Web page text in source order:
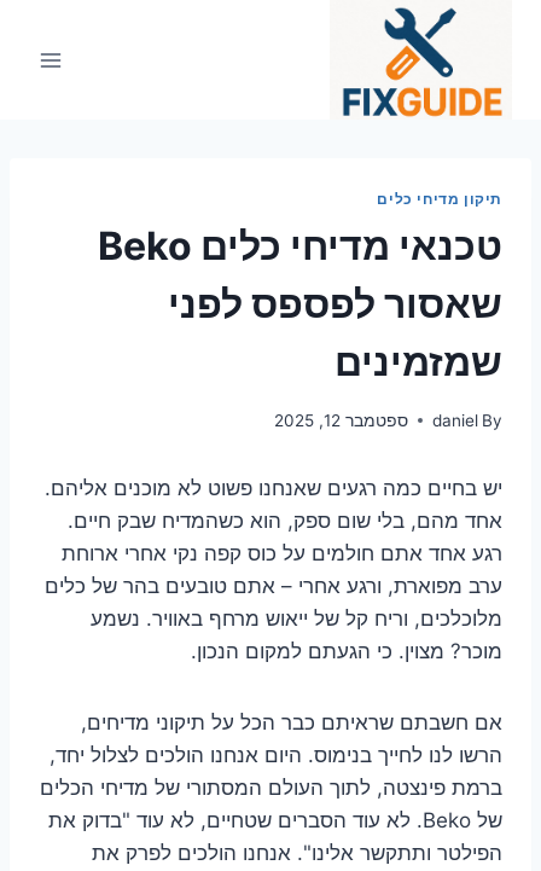
תיקון מדיחי כלים
טכנאי מדיחי כלים Beko
שאסור לפספס לפני
שמזמינים
By
daniel ספטמבר 12, 2025
יש בחיים כמה רגעים שאנחנו פשוט לא מוכנים אליהם.
אחד מהם, בלי שום ספק, הוא כשהמדיח שבק חיים.
רגע אחד אתם חולמים על כוס קפה נקי אחרי ארוחת
ערב מפוארת, ורגע אחרי – אתם טובעים בהר של כלים
מלוכלכים, וריח קל של ייאוש מרחף באוויר. נשמע
מוכר? מצוין. כי הגעתם למקום הנכון.
אם חשבתם שראיתם כבר הכל על תיקוני מדיחים,
הרשו לנו לחייך בנימוס. היום אנחנו הולכים לצלול יחד,
ברמת פינצטה, לתוך העולם המסתורי של מדיחי הכלים
של Beko. לא עוד הסברים שטחיים, לא עוד "בדוק את
הפילטר ותתקשר אלינו". אנחנו הולכים לפרק את